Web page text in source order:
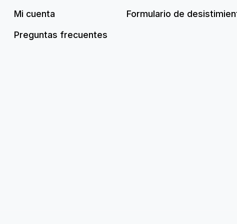
Mi cuenta
Preguntas frecuentes
Formulario de